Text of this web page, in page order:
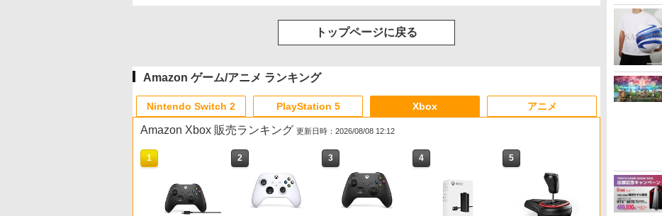
トップページに戻る
Amazon ゲーム/アニメ ランキング
Nintendo Switch 2
1 2 3 4 5
PlayStation 5
1 2 3 4 5
Xbox
Amazon Xbox 販売ランキング 更新日時：2026/08/08 12:12
1 2 3 4 5
アニメ